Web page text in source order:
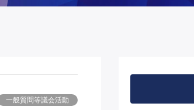
一般質問等議会活動